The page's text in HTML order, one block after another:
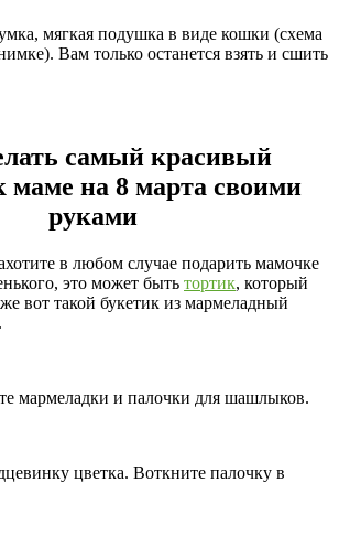
мягкая подушка в виде кошки (схема
Вам только останется взять и сшить
самый красивый
маме на 8 марта своими
руками
в любом случае подарить мамочке
это может быть тортик, который
вот такой букетик из мармеладный
мармеладки и палочки для шашлыков.
цветка. Воткните палочку в